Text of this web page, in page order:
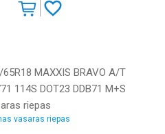
MAXXIS BRAVO A/T
114S DOT23 DDB71 M+S
riepas
vasaras riepas